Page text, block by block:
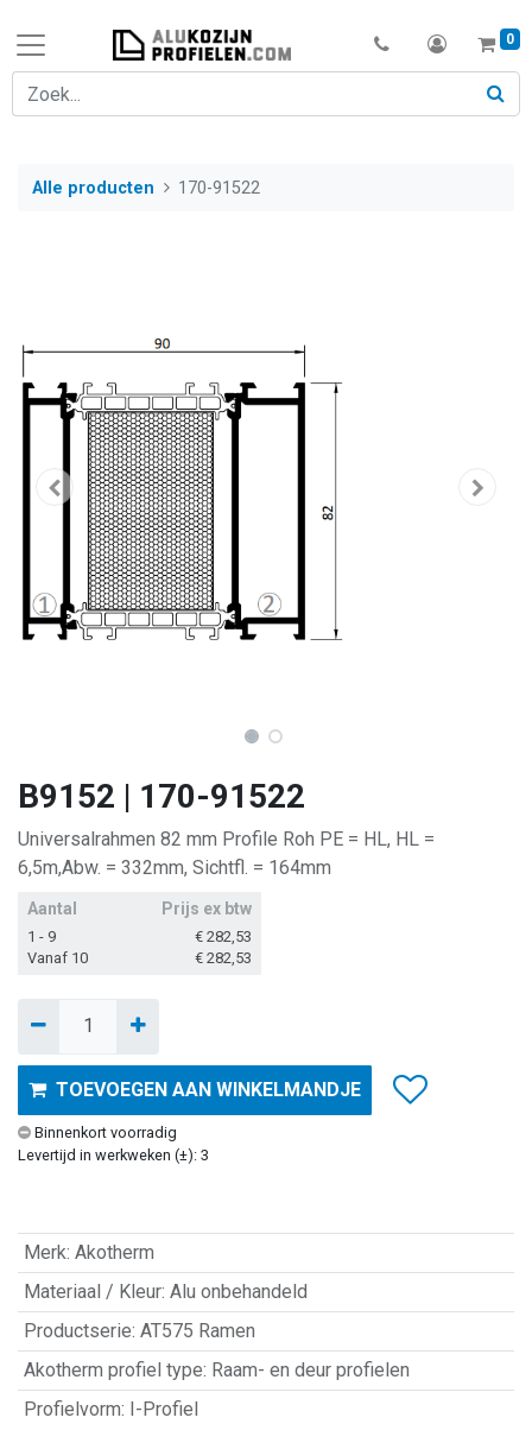
0
Alle producten 170-91522
B9152 | 170-91522
Universalrahmen 82 mm Profile Roh PE = HL, HL =
6,5m,Abw. = 332mm, Sichtfl. = 164mm
Aantal Prijs ex btw
1 - 9 € 282,53
Vanaf 10
€ 282,53
TOEVOEGEN AAN WINKELMANDJE
Binnenkort voorradig
Levertijd in werkweken (±): 3
Merk: Akotherm
Materiaal / Kleur: Alu onbehandeld
Productserie: AT575 Ramen
Akotherm profiel type: Raam- en deur profielen
Profielvorm: I-Profiel